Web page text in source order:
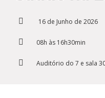
de Idiomas
Médicas
Conosco
& Você -
Gustavo Adolfo
16 de Junho de 2026
08h às 16h30min
Auditório do 7 e sala